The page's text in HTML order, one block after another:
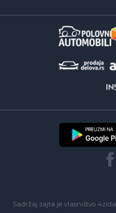
Sadržaj sajta je vlasništvo